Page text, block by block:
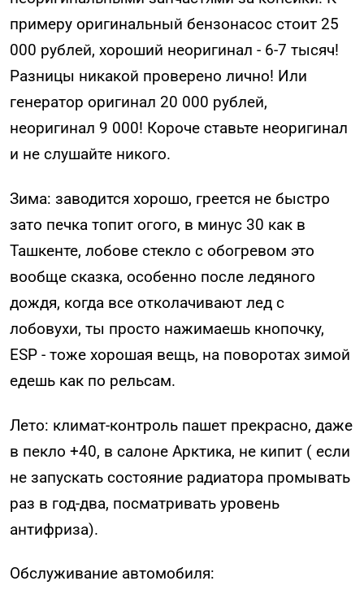
примеру оригинальный бензонасос стоит 25
000 рублей, хороший неоригинал - 6-7 тысяч!
Разницы никакой проверено лично! Или
генератор оригинал 20 000 рублей,
неоригинал 9 000! Короче ставьте неоригинал
и не слушайте никого.
Зима: заводится хорошо, греется не быстро
зато печка топит огого, в минус 30 как в
Ташкенте, лобове стекло с обогревом это
вообще сказка, особенно после ледяного
дождя, когда все отколачивают лед с
лобовухи, ты просто нажимаешь кнопочку,
ESP - тоже хорошая вещь, на поворотах зимой
едешь как по рельсам.
Лето: климат-контроль пашет прекрасно, даже
в пекло +40, в салоне Арктика, не кипит ( если
не запускать состояние радиатора промывать
раз в год-два, посматривать уровень
антифриза).
Обслуживание автомобиля: